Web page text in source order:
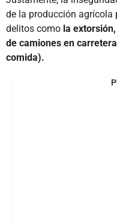
de la producción agrícola
delitos como la
de camiones en
comida).